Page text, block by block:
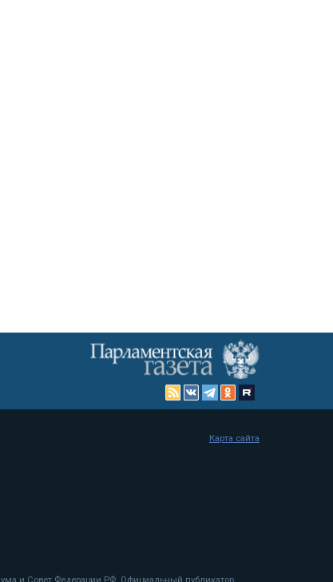
и Совет Федерации РФ. Официальный публикатор
Карта сайта